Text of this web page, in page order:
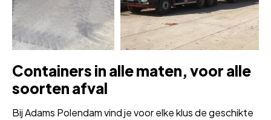
Containers in alle maten, voor alle
soorten afval
Bij Adams Polendam vind je voor elke klus de geschikte